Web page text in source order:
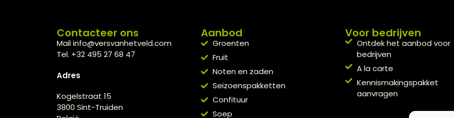
Contacteer ons
Mail info@versvanhetveld.com
Tel. +32 495 27 68 47
Adres
Kogelstraat 15
3800 Sint-Truiden
Aanbod
Groenten
Fruit
Noten en zaden
Seizoenspakketten
Confituur
Soep
Voor bedrijven
Ontdek het aanbod voor
bedrijven
A la carte
Kennismakingspakket
aanvragen